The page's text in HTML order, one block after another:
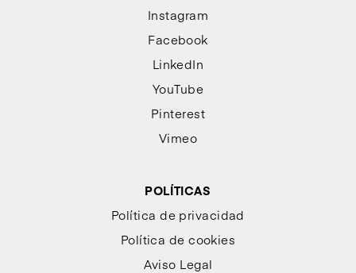
Instagram
Facebook
LinkedIn
YouTube
Pinterest
Vimeo
POLÍTICAS
Política de privacidad
Política de cookies
Aviso Legal